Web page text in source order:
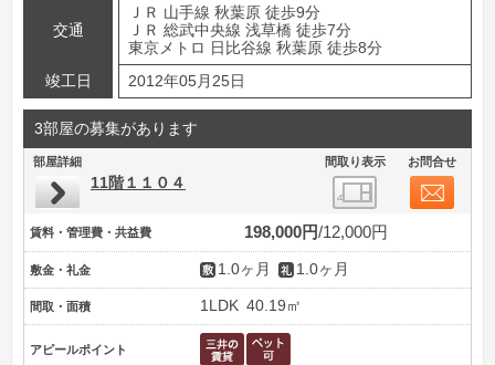
交通
ＪＲ 山手線 秋葉原 徒歩9分
ＪＲ 総武中央線 浅草橋 徒歩7分
東京メトロ 日比谷線 秋葉原 徒歩8分
竣工日
2012年05月25日
3部屋の募集があります
部屋詳細 間取り表示 お問合せ
11階１１０４
賃料・管理費・共益費 198,000円 12,000円
敷金・礼金 1.0ヶ月 1.0ヶ月
間取・面積 1LDK 40.19㎡
アピールポイント